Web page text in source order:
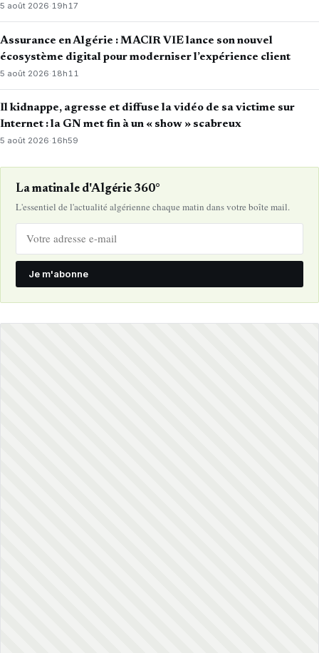
5 août 2026·19h17
Assurance en Algérie : MACIR VIE lance son nouvel
écosystème digital pour moderniser l’expérience client
5 août 2026·18h11
Il kidnappe, agresse et diffuse la vidéo de sa victime sur
Internet : la GN met fin à un « show » scabreux
5 août 2026·16h59
La matinale d'Algérie 360°
L'essentiel de l'actualité algérienne chaque matin dans votre boîte mail.
Je m'abonne